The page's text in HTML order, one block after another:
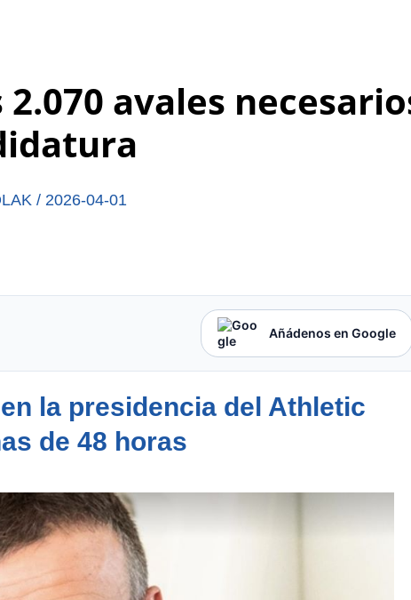
avales
/ 2026-04-01
Añádenos en Google
la presidencia del Athletic
de 48 horas